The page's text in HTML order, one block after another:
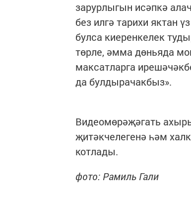
зарурлыгын исәпкә
без илгә тарихи яктан
булса киеренкелек
төрле, әмма дөньяда
максатларга
да булдырачакбыз».
Видеомөрәҗәгать
җитәкчелегенә һәм
котлады.
фото: Рамиль Гали